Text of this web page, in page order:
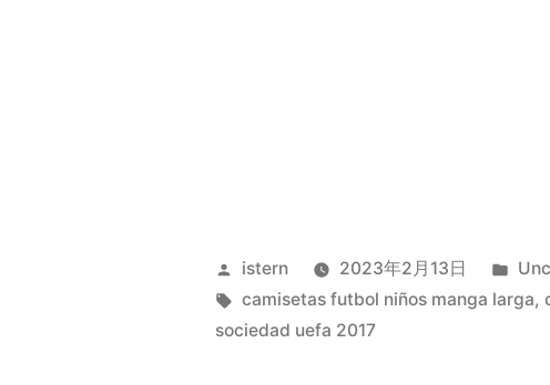
Publicado
por
istern 2023年2月13日
en
Etiquetas:
camisetas futbol niños manga larga,
sociedad uefa 2017